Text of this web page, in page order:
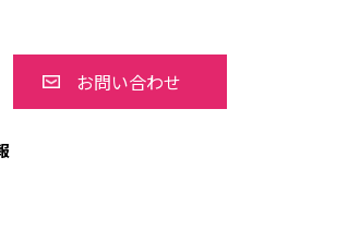
お問い合わせ